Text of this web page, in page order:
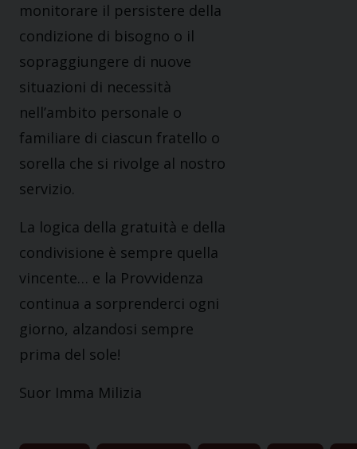
monitorare il persistere della
condizione di bisogno o il
sopraggiungere di nuove
situazioni di necessità
nell’ambito personale o
familiare di ciascun fratello o
sorella che si rivolge al nostro
servizio.
La logica della gratuità e della
condivisione è sempre quella
vincente… e la Provvidenza
continua a sorprenderci ogni
giorno, alzandosi sempre
prima del sole!
Suor Imma Milizia